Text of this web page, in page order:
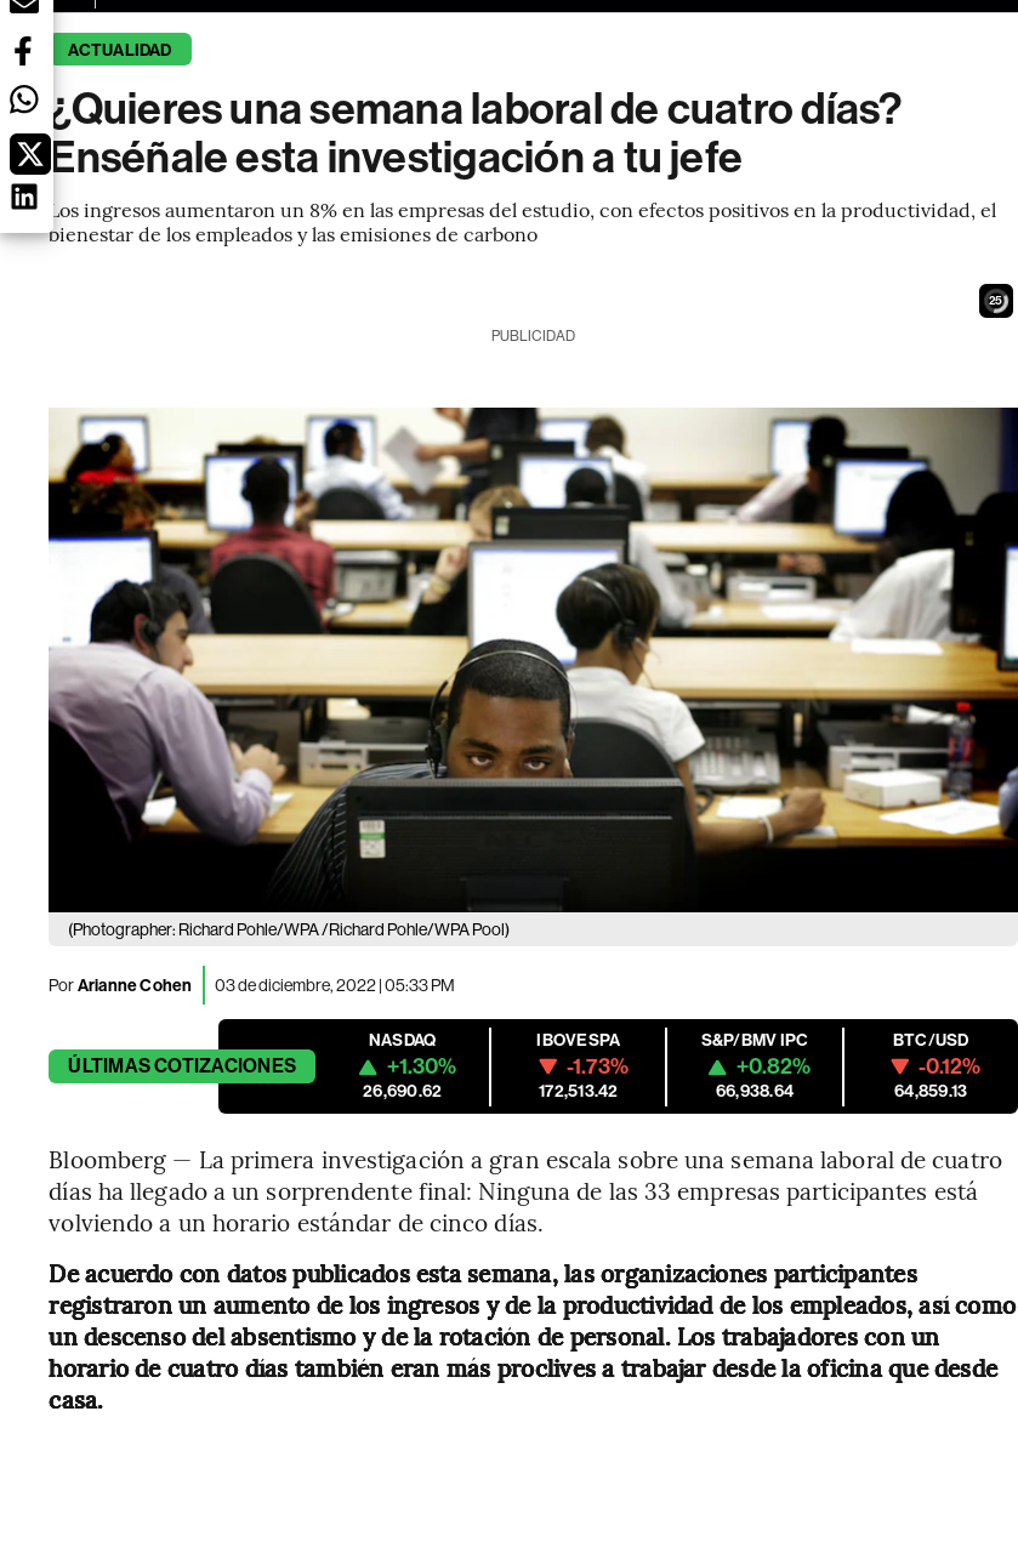
ACTUALIDAD
¿Quieres una semana laboral de cuatro días?
Enséñale esta investigación a tu jefe
Los ingresos aumentaron un 8% en las empresas del estudio, con efectos positivos en la productividad, el
bienestar de los empleados y las emisiones de carbono
24
PUBLICIDAD
(Photographer: Richard Pohle/WPA /Richard Pohle/WPA Pool)
PorArianne Cohen 03 de diciembre, 2022 | 05:33 PM
ÚLTIMASCOTIZACIONES
NASDAQ
+1.30%
26,690.62
IBOVESPA
-1.73%
172,513.42
S&P/BMV IPC
+0.82%
66,938.64
BTC/USD
-0.12%
64,859.13
Bloomberg — La primera investigación a gran escala sobre una semana laboral de cuatro
días ha llegado a un sorprendente final: Ninguna de las 33 empresas participantes está
volviendo a un horario estándar de cinco días.
De acuerdo con datos publicados esta semana, las organizaciones participantes
registraron un aumento de los ingresos y de la productividad de los empleados, así como
un descenso del absentismo y de la rotación de personal. Los trabajadores con un
horario de cuatro días también eran más proclives a trabajar desde la oficina que desde
casa.